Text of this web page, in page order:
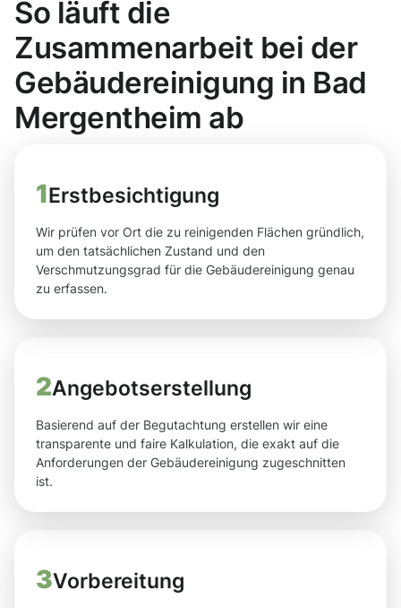
So läuft die
Zusammenarbeit bei der
Gebäudereinigung in Bad
Mergentheim ab
1Erstbesichtigung
Wir prüfen vor Ort die zu reinigenden Flächen gründlich,
um den tatsächlichen Zustand und den
Verschmutzungsgrad für die Gebäudereinigung genau
zu erfassen.
2Angebotserstellung
Basierend auf der Begutachtung erstellen wir eine
transparente und faire Kalkulation, die exakt auf die
Anforderungen der Gebäudereinigung zugeschnitten
ist.
3Vorbereitung